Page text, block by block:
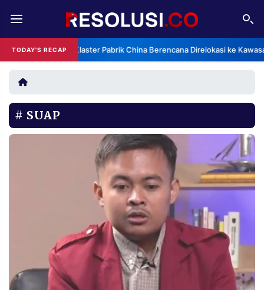
TODAY'S RECAP Klaster Pabrik China Berencana Direlokasi ke
REDAKSI TENTANG
RESOLUSI IKLAN
RUBRIKASI
EDITORIAL AKSARA
PERSONA
NASIONAL
SPORT
INFORMASI
PRIVACY
POLICY
BERITA
SUAP